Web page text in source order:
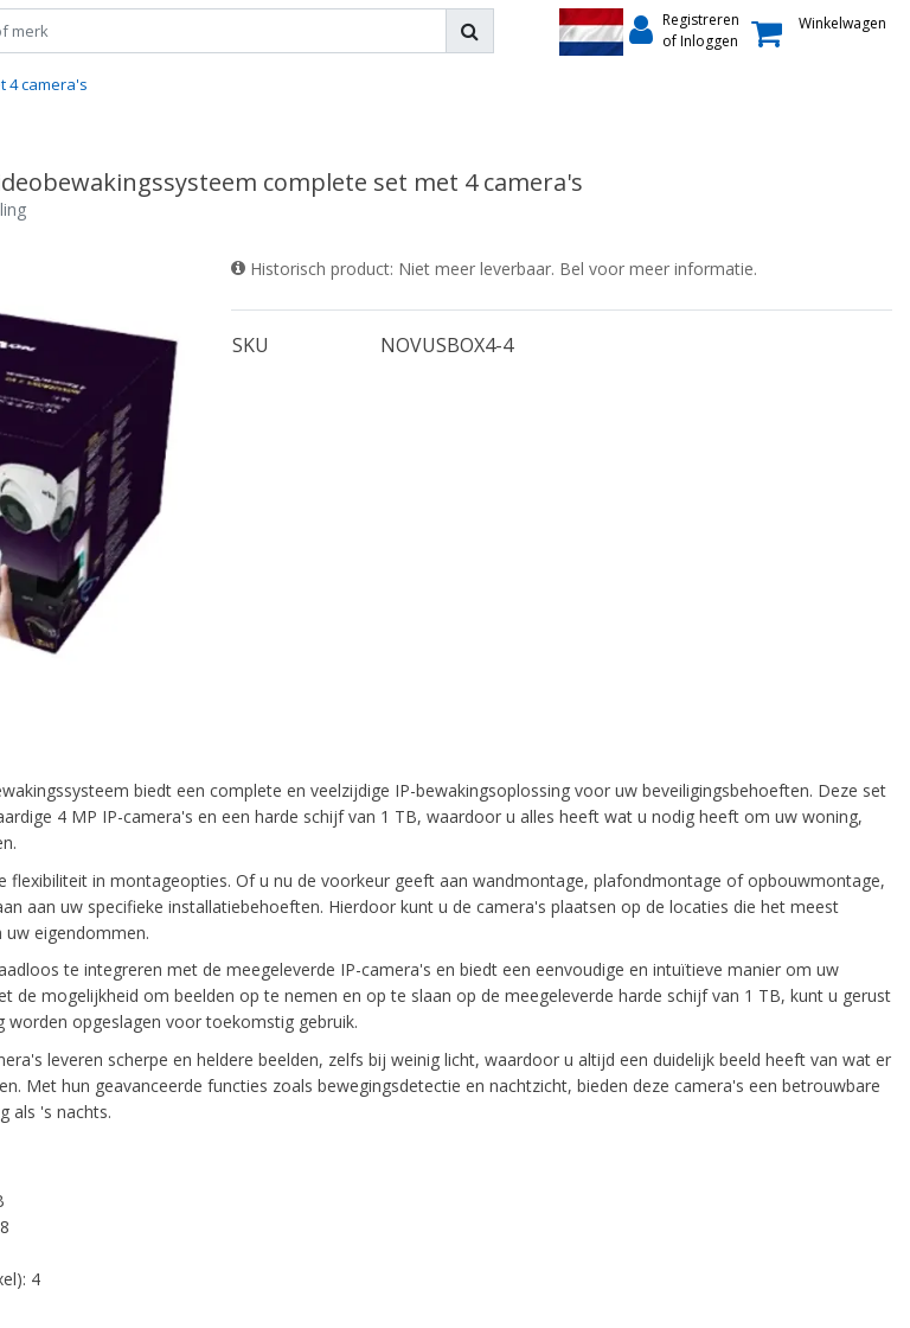
Registreren
of Inloggen
Winkelwagen
4 camera's
complete set met 4 camera's
Historisch product: Niet meer leverbaar. Bel voor meer informatie.
SKU NOVUSBOX4-4
biedt een complete en veelzijdige IP-bewakingsoplossing voor uw beveiligingsbehoeften. Deze set
4 MP IP-camera's en een harde schijf van 1 TB, waardoor u alles heeft wat u nodig heeft om uw woning,
flexibiliteit in montageopties. Of u nu de voorkeur geeft aan wandmontage, plafondmontage of opbouwmontage,
aan uw specifieke installatiebehoeften. Hierdoor kunt u de camera's plaatsen op de locaties die het meest
eigendommen.
te integreren met de meegeleverde IP-camera's en biedt een eenvoudige en intuïtieve manier om uw
de mogelijkheid om beelden op te nemen en op te slaan op de meegeleverde harde schijf van 1 TB, kunt u gerust
worden opgeslagen voor toekomstig gebruik.
leveren scherpe en heldere beelden, zelfs bij weinig licht, waardoor u altijd een duidelijk beeld heeft van wat er
Met hun geavanceerde functies zoals bewegingsdetectie en nachtzicht, bieden deze camera's een betrouwbare
als 's nachts.
4